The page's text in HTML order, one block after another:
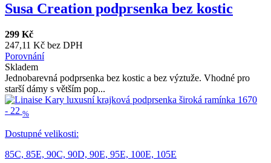
Susa Creation podprsenka bez kostic
299 Kč
247,11 Kč bez DPH
Porovnání
Skladem
Jednobarevná podprsenka bez kostic a bez výztuže. Vhodné pro
starší dámy s větším pop...
- 22 %
Dostupné velikosti:
85C, 85E, 90C, 90D, 90E, 95E, 100E, 105E